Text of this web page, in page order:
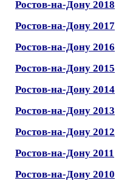
Ростов-на-Дону 2018
Ростов-на-Дону 2017
Ростов-на-Дону 2016
Ростов-на-Дону 2015
Ростов-на-Дону 2014
Ростов-на-Дону 2013
Ростов-на-Дону 2012
Ростов-на-Дону 2011
Ростов-на-Дону 2010